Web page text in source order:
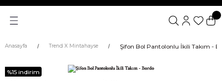
Anasayfa Trend X Mintahayse Şifon Bol Pantolonlu İkili Takım -
%15 indirim